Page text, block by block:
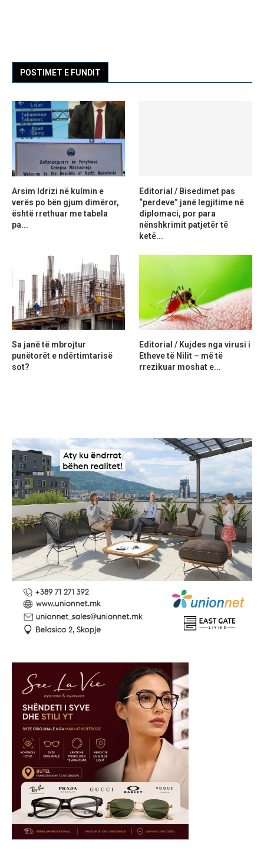
POSTIMET E FUNDIT
Arsim Idrizi në kulmin e
verës po bën gjum dimëror,
është rrethuar me tabela
pa...
Editorial / Bisedimet pas
“perdeve” janë legjitime në
diplomaci, por para
nënshkrimit patjetër të
ketë...
Sa janë të mbrojtur
punëtorët e ndërtimtarisë
sot?
Editorial / Kujdes nga virusi i
Etheve të Nilit – më të
rrezikuar moshat e...